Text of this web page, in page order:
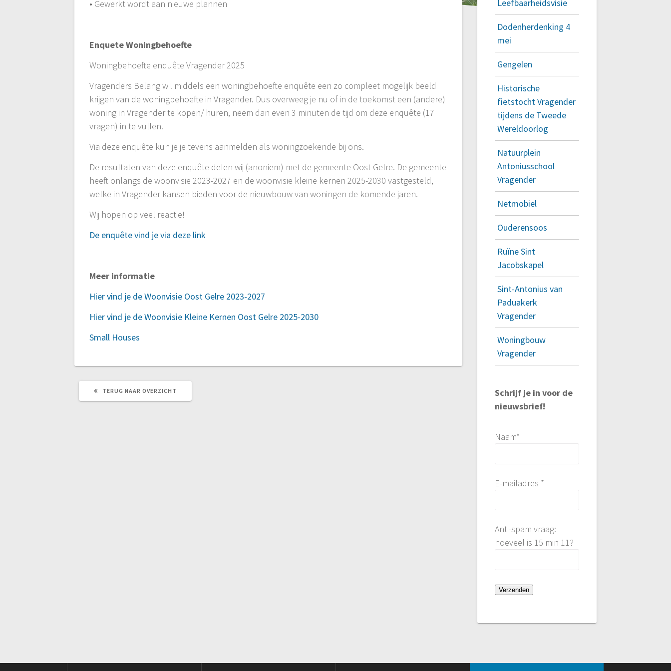
• Gewerkt wordt aan nieuwe plannen
Enquete Woningbehoefte
Woningbehoefte enquête Vragender 2025
Vragenders Belang wil middels een woningbehoefte enquête een zo compleet mogelijk beeld
krijgen van de woningbehoefte in Vragender. Dus overweeg je nu of in de toekomst een (andere)
woning in Vragender te kopen/ huren, neem dan even 3 minuten de tijd om deze enquête (17
vragen) in te vullen.
Via deze enquête kun je je tevens aanmelden als woningzoekende bij ons.
De resultaten van deze enquête delen wij (anoniem) met de gemeente Oost Gelre. De gemeente
heeft onlangs de woonvisie 2023-2027 en de woonvisie kleine kernen 2025-2030 vastgesteld,
welke in Vragender kansen bieden voor de nieuwbouw van woningen de komende jaren.
Wij hopen op veel reactie!
De enquête vind je via deze link
Meer informatie
Hier vind je de Woonvisie Oost Gelre 2023-2027
Hier vind je de Woonvisie Kleine Kernen Oost Gelre 2025-2030
Small Houses
TERUG NAAR OVERZICHT
Leefbaarheidsvisie
Dodenherdenking 4
mei
Gengelen
Historische
fietstocht Vragender
tijdens de Tweede
Wereldoorlog
Natuurplein
Antoniusschool
Vragender
Netmobiel
Ouderensoos
Ruïne Sint
Jacobskapel
Sint-Antonius van
Paduakerk
Vragender
Woningbouw
Vragender
Schrijf je in voor de
nieuwsbrief!
Naam*
E-mailadres *
Anti-spam vraag:
hoeveel is 15 min 11?